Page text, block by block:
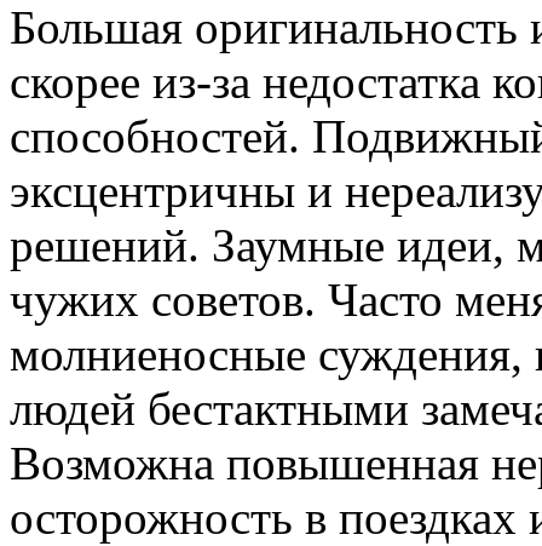
Большая оригинальность
скорее из-за недостатка
способностей.
эксцентричны и
решений. Заумные идеи,
чужих советов. Часто
молниеносные
людей бестактными
Возможна повышенная
осторожность в